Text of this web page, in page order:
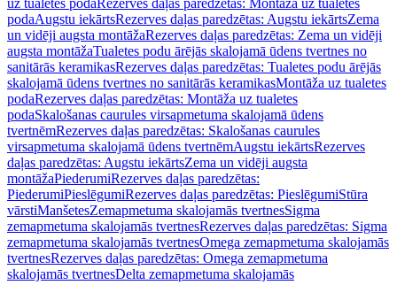
uz tualetes podaRezerves daļas paredzētas: Montāža uz tualetes
podaAugstu iekārtsRezerves daļas paredzētas: Augstu iekārtsZema
un vidēji augsta montāžaRezerves daļas paredzētas: Zema un vidēji
augsta montāžaTualetes podu ārējās skalojamā ūdens tvertnes no
sanitārās keramikasRezerves daļas paredzētas: Tualetes podu ārējās
skalojamā ūdens tvertnes no sanitārās keramikasMontāža uz tualetes
podaRezerves daļas paredzētas: Montāža uz tualetes
podaSkalošanas caurules virsapmetuma skalojamā ūdens
tvertnēmRezerves daļas paredzētas: Skalošanas caurules
virsapmetuma skalojamā ūdens tvertnēmAugstu iekārtsRezerves
daļas paredzētas: Augstu iekārtsZema un vidēji augsta
montāžaPiederumiRezerves daļas paredzētas:
PiederumiPieslēgumiRezerves daļas paredzētas: PieslēgumiStūra
vārstiManšetesZemapmetuma skalojamās tvertnesSigma
zemapmetuma skalojamās tvertnesRezerves daļas paredzētas: Sigma
zemapmetuma skalojamās tvertnesOmega zemapmetuma skalojamās
tvertnesRezerves daļas paredzētas: Omega zemapmetuma
skalojamās tvertnesDelta zemapmetuma skalojamās